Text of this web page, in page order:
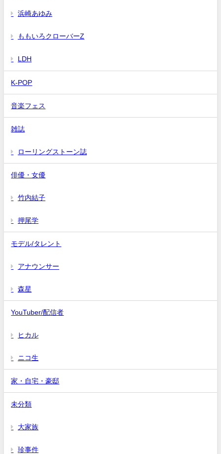
浜崎あゆみ
ももいろクローバーZ
LDH
K-POP
音楽フェス
雑誌
ローリングストーン誌
俳優・女優
竹内結子
押尾学
モデル/タレント
アナウンサー
森星
YouTuber/配信者
ヒカル
ニコ生
家・自宅・豪邸
未分類
大家族
珍事件